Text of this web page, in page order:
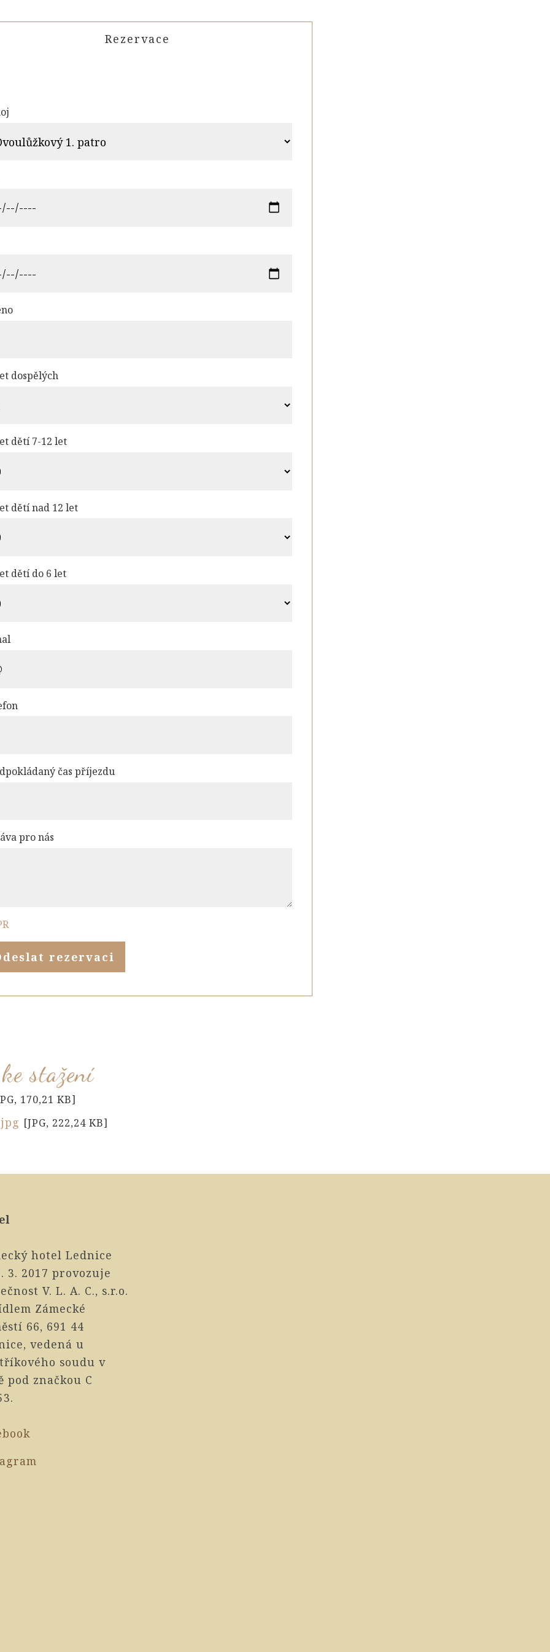
Rezervace
dospělých
dětí 7-12 let
dětí nad 12 let
dětí do 6 let
čas příjezdu
pro nás
rezervaci
stažení
170,21 KB]
[JPG, 222,24 KB]
hotel Lednice
3. 2017 provozuje
V. L. A. C., s.r.o.
Zámecké
66, 691 44
vedená u
soudu v
pod značkou C